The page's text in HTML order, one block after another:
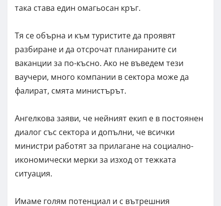
така става един омагьосан кръг.
Тя се обърна и към туристите да проявят
разбиране и да отсрочат планираните си
ваканции за по-късно. Ако не въведем тези
ваучери, много компании в сектора може да
фалират, смята министърът.
Ангелкова заяви, че нейният екип е в постоянен
диалог със сектора и допълни, че всички
министри работят за прилагане на социално-
икономически мерки за изход от тежката
ситуация.
Имаме голям потенциал и с вътрешния